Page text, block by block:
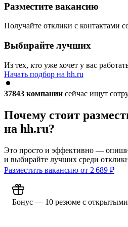
Разместите вакансию
Получайте отклики с контактами
Выбирайте лучших
Из тех, кто уже хочет у вас
Начать подбор на hh.ru
37843 компании сейчас ищут
Почему стоит
на hh.ru?
Это просто и эффективно —
и выбирайте лучших среди
Разместить вакансию от 2 689 ₽
Бонус — 10 резюме с открытыми